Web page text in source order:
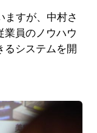
ますが、中村さ
業員のノウハウ
るシステムを開